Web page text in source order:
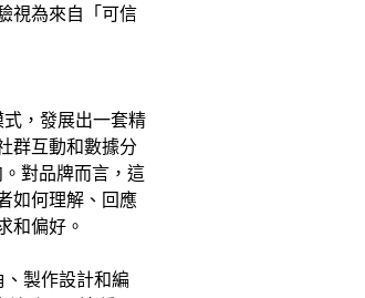
視為來自「可信
，發展出一套精
群互動和數據分
對品牌而言，這
如何理解、回應
和偏好。
製作設計和編